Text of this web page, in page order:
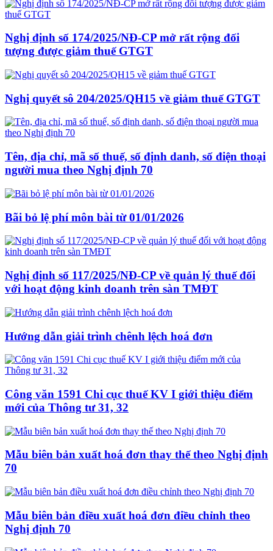
Nghị định số 174/2025/NĐ-CP mở rất rộng đối
tượng được giảm thuế GTGT
Nghị quyết sô 204/2025/QH15 về giảm thuế GTGT
Tên, địa chỉ, mã số thuế, số định danh, số điện thoại
người mua theo Nghị định 70
Bãi bỏ lệ phí môn bài từ 01/01/2026
Nghị định số 117/2025/NĐ-CP về quản lý thuế đối
với hoạt động kinh doanh trên sàn TMĐT
Hướng dẫn giải trình chênh lệch hoá đơn
Công văn 1591 Chi cục thuế KV I giới thiệu điểm
mới của Thông tư 31, 32
Mẫu biên bản xuất hoá đơn thay thế theo Nghị định
70
Mẫu biên bản điều xuất hoá đơn điều chỉnh theo
Nghị định 70